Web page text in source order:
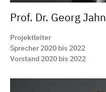
Prof. Dr. Georg Jahn
Projektleiter
Sprecher 2020 bis 2022
Vorstand 2020 bis 2022